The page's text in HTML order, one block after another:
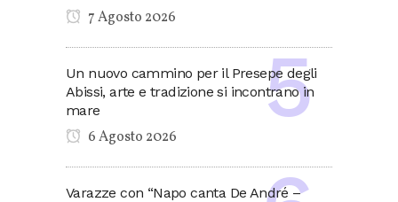
7 Agosto 2026
Un nuovo cammino per il Presepe degli
Abissi, arte e tradizione si incontrano in
mare
6 Agosto 2026
Varazze con “Napo canta De André –